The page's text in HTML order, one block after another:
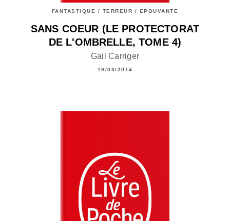
FANTASTIQUE / TERREUR / EPOUVANTE
SANS COEUR (LE PROTECTORAT
DE L'OMBRELLE, TOME 4)
Gail Carriger
19/03/2014